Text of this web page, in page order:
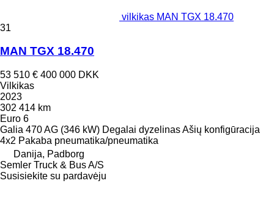
vilkikas MAN TGX 18.470
31
MAN TGX 18.470
53 510 € 400 000 DKK
Vilkikas
2023
302 414 km
Euro 6
Galia 470 AG (346 kW) Degalai dyzelinasAšių konfigūracija
4x2 Pakaba pneumatika/pneumatika
Danija, Padborg
Semler Truck & Bus A/S
Susisiekite su pardavėju